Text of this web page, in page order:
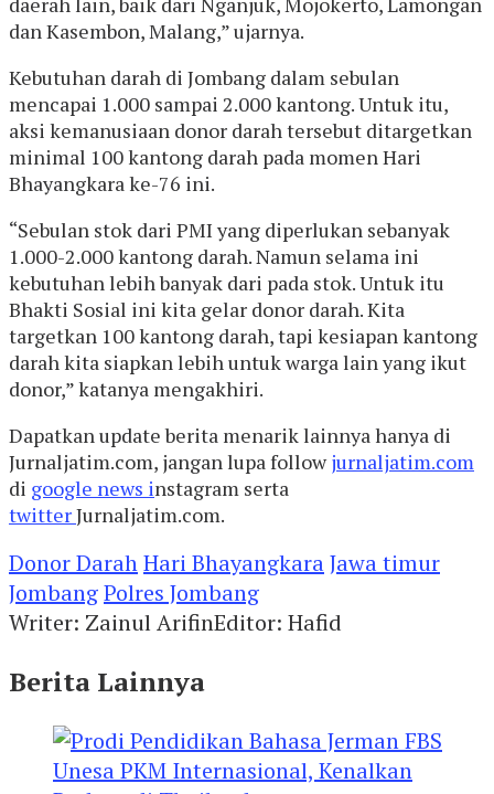
dan Kasembon, Malang,” ujarnya.
Kebutuhan darah di Jombang dalam sebulan
mencapai 1.000 sampai 2.000 kantong. Untuk itu,
aksi kemanusiaan donor darah tersebut ditargetkan
minimal 100 kantong darah pada momen Hari
Bhayangkara ke-76 ini.
“Sebulan stok dari PMI yang diperlukan sebanyak
1.000-2.000 kantong darah. Namun selama ini
kebutuhan lebih banyak dari pada stok. Untuk itu
Bhakti Sosial ini kita gelar donor darah. Kita
targetkan 100 kantong darah, tapi kesiapan kantong
darah kita siapkan lebih untuk warga lain yang ikut
donor,” katanya mengakhiri.
Dapatkan update berita menarik lainnya hanya di
Jurnaljatim.com, jangan lupa followjurnaljatim.com
di google news instagram serta
twitterJurnaljatim.com.
Donor DarahHari BhayangkaraJawa timur
JombangPolres Jombang
Writer: Zainul ArifinEditor: Hafid
Berita Lainnya